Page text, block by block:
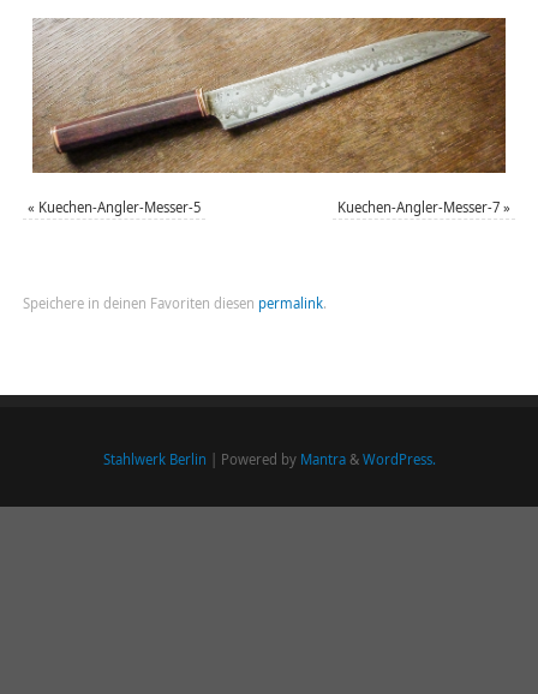
« Kuechen-Angler-Messer-5 Kuechen-Angler-Messer-7 »
Speichere in deinen Favoriten diesen permalink.
Stahlwerk Berlin | Powered by Mantra& WordPress.